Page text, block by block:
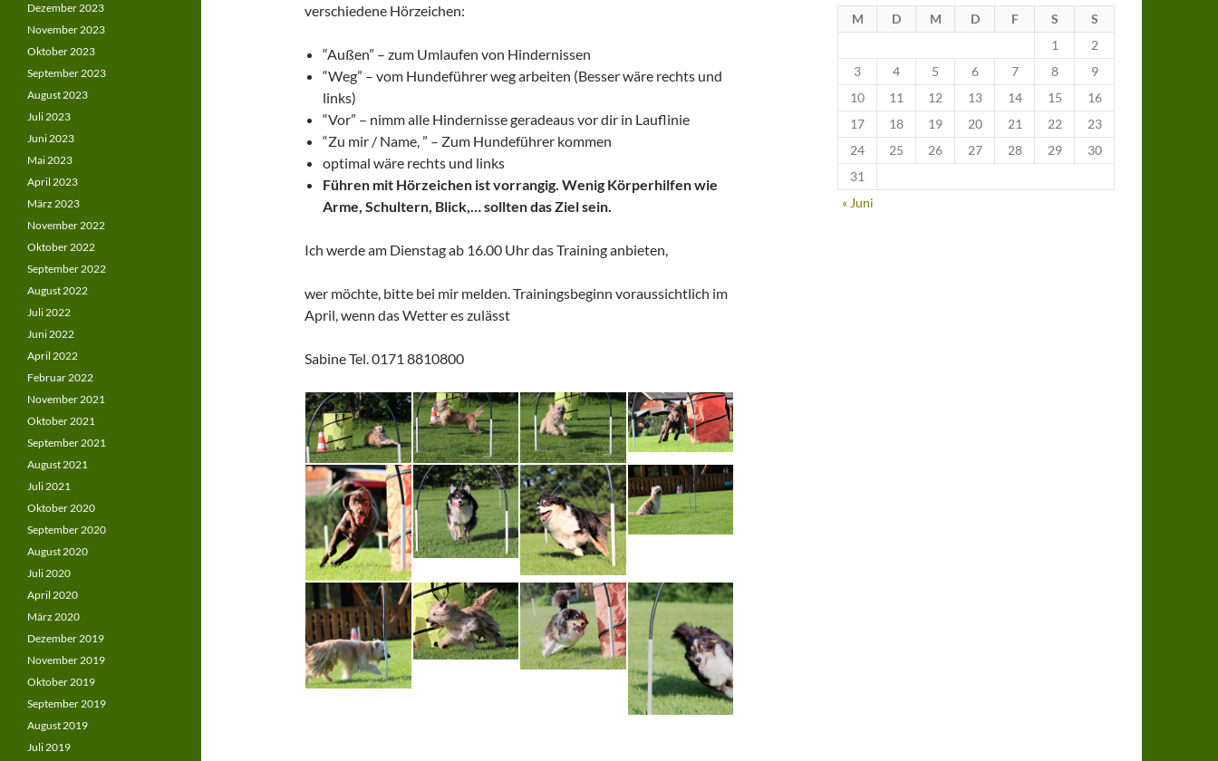
verschiedene Hörzeichen:
“Außen” – zum Umlaufen von Hindernissen
“Weg” – vom Hundeführer weg arbeiten (Besser wäre rechts und
links)
“Vor” – nimm alle Hindernisse geradeaus vor dir in Lauflinie
“Zu mir / Name, ” – Zum Hundeführer kommen
optimal wäre rechts und links
Führen mit Hörzeichen ist vorrangig. Wenig Körperhilfen wie
Arme, Schultern, Blick,… sollten das Ziel sein.
Ich werde am Dienstag ab 16.00 Uhr das Training anbieten,
wer möchte, bitte bei mir melden. Trainingsbeginn voraussichtlich im
April, wenn das Wetter es zulässt
Sabine Tel. 0171 8810800
M D M D F S
S
1
2
3
4 5 6 7 8
9
10
11 12 13 14 15
16
17
18 19 20 21 22
23
24
25 26 27 28 29
30
31
« Juni
Dezember 2023
November 2023
Oktober 2023
September 2023
August 2023
Juli 2023
Juni 2023
Mai 2023
April 2023
März 2023
November 2022
Oktober 2022
September 2022
August 2022
Juli 2022
Juni 2022
April 2022
Februar 2022
November 2021
Oktober 2021
September 2021
August 2021
Juli 2021
Oktober 2020
September 2020
August 2020
Juli 2020
April 2020
März 2020
Dezember 2019
November 2019
Oktober 2019
September 2019
August 2019
Juli 2019